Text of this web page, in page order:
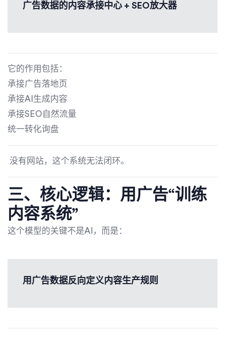
广告数据的内容承接中心 + SEO放大器
它的作用包括：
承接广告落地页
承接AI生成内容
承接SEO自然流量
统一转化询盘
没有网站，这个系统无法闭环。
三、核心逻辑：用广告“训练
内容系统”
这个模型的关键不是AI，而是：
用广告数据反向定义内容生产规则